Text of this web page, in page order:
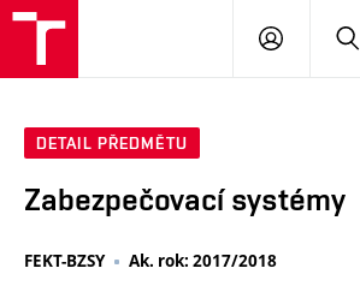
PŘIHLÁSIT
DETAIL PŘEDMĚTU
Zabezpečovací systémy
FEKT-BZSY Ak. rok: 2017/2018